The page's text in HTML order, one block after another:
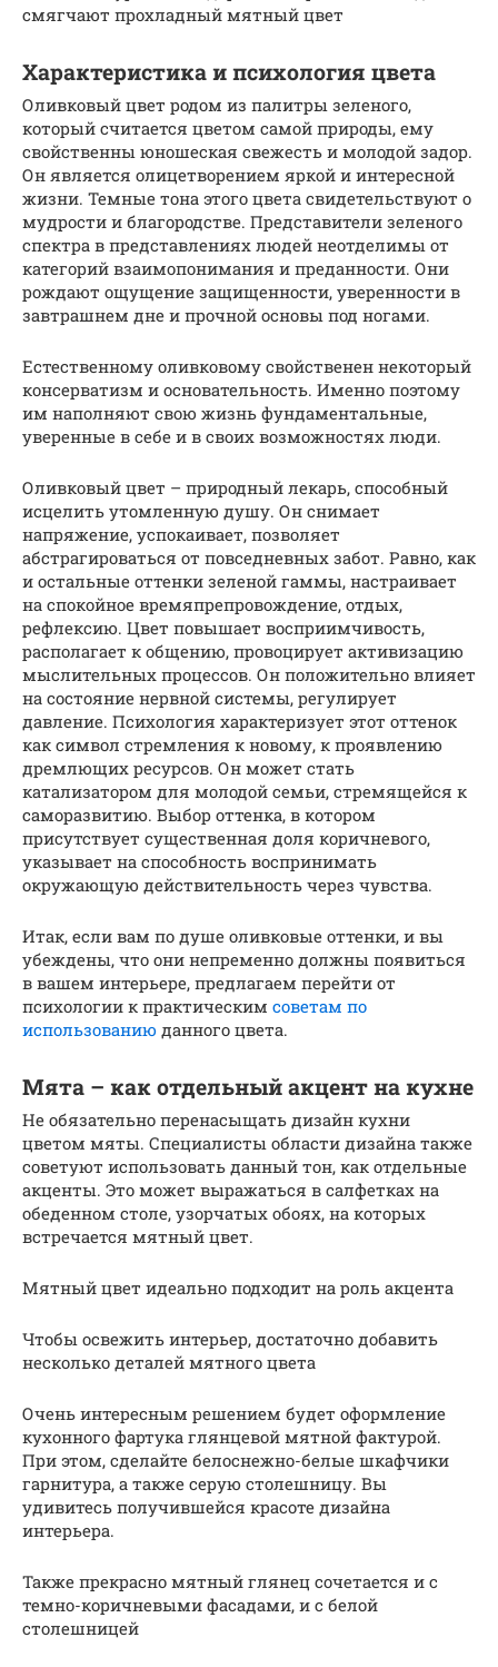
смягчают прохладный мятный цвет
Характеристика и психология цвета
Оливковый цвет родом из палитры зеленого,
который считается цветом самой природы, ему
свойственны юношеская свежесть и молодой задор.
Он является олицетворением яркой и интересной
жизни. Темные тона этого цвета свидетельствуют о
мудрости и благородстве. Представители зеленого
спектра в представлениях людей неотделимы от
категорий взаимопонимания и преданности. Они
рождают ощущение защищенности, уверенности в
завтрашнем дне и прочной основы под ногами.
Естественному оливковому свойственен некоторый
консерватизм и основательность. Именно поэтому
им наполняют свою жизнь фундаментальные,
уверенные в себе и в своих возможностях люди.
Оливковый цвет – природный лекарь, способный
исцелить утомленную душу. Он снимает
напряжение, успокаивает, позволяет
абстрагироваться от повседневных забот. Равно, как
и остальные оттенки зеленой гаммы, настраивает
на спокойное времяпрепровождение, отдых,
рефлексию. Цвет повышает восприимчивость,
располагает к общению, провоцирует активизацию
мыслительных процессов. Он положительно влияет
на состояние нервной системы, регулирует
давление. Психология характеризует этот оттенок
как символ стремления к новому, к проявлению
дремлющих ресурсов. Он может стать
катализатором для молодой семьи, стремящейся к
саморазвитию. Выбор оттенка, в котором
присутствует существенная доля коричневого,
указывает на способность воспринимать
окружающую действительность через чувства.
Итак, если вам по душе оливковые оттенки, и вы
убеждены, что они непременно должны появиться
в вашем интерьере, предлагаем перейти от
психологии к практическим советам по
использованию данного цвета.
Мята – как отдельный акцент на кухне
Не обязательно перенасыщать дизайн кухни
цветом мяты. Специалисты области дизайна также
советуют использовать данный тон, как отдельные
акценты. Это может выражаться в салфетках на
обеденном столе, узорчатых обоях, на которых
встречается мятный цвет.
Мятный цвет идеально подходит на роль акцента
Чтобы освежить интерьер, достаточно добавить
несколько деталей мятного цвета
Очень интересным решением будет оформление
кухонного фартука глянцевой мятной фактурой.
При этом, сделайте белоснежно-белые шкафчики
гарнитура, а также серую столешницу. Вы
удивитесь получившейся красоте дизайна
интерьера.
Также прекрасно мятный глянец сочетается и с
темно-коричневыми фасадами, и с белой
столешницей